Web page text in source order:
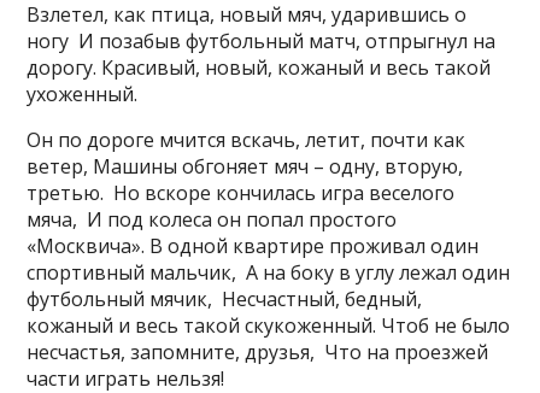
Взлетел, как птица, новый мяч, ударившись о
ногу И позабыв футбольный матч, отпрыгнул на
дорогу. Красивый, новый, кожаный и весь такой
ухоженный.
Он по дороге мчится вскачь, летит, почти как
ветер, Машины обгоняет мяч – одну, вторую,
третью. Но вскоре кончилась игра веселого
мяча, И под колеса он попал простого
«Москвича». В одной квартире проживал один
спортивный мальчик, А на боку в углу лежал один
футбольный мячик, Несчастный, бедный,
кожаный и весь такой скукоженный. Чтоб не было
несчастья, запомните, друзья, Что на проезжей
части играть нельзя!